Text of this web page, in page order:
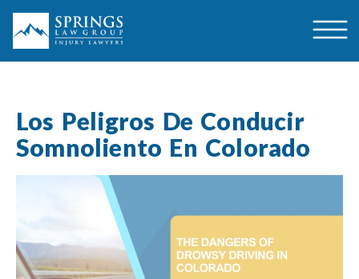
Los Peligros De Conducir
Somnoliento En Colorado